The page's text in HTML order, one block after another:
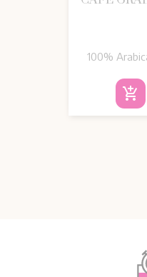
100%
add_shopping_cart